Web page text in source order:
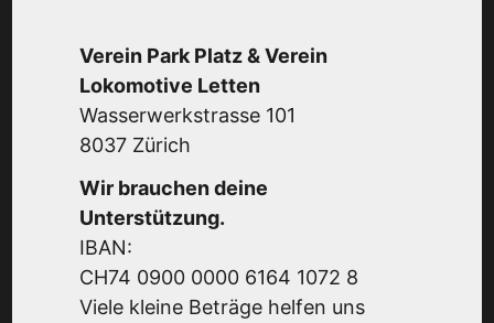
Verein Park Platz & Verein
Lokomotive Letten
Wasserwerkstrasse 101
8037 Zürich
Wir brauchen deine
Unterstützung.
IBAN:
CH74 0900 0000 6164 1072 8
Viele kleine Beträge helfen uns